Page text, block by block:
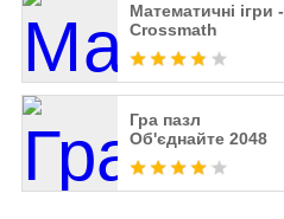
Математичні ігри -
Crossmath
Гра пазл
Об'єднайте 2048